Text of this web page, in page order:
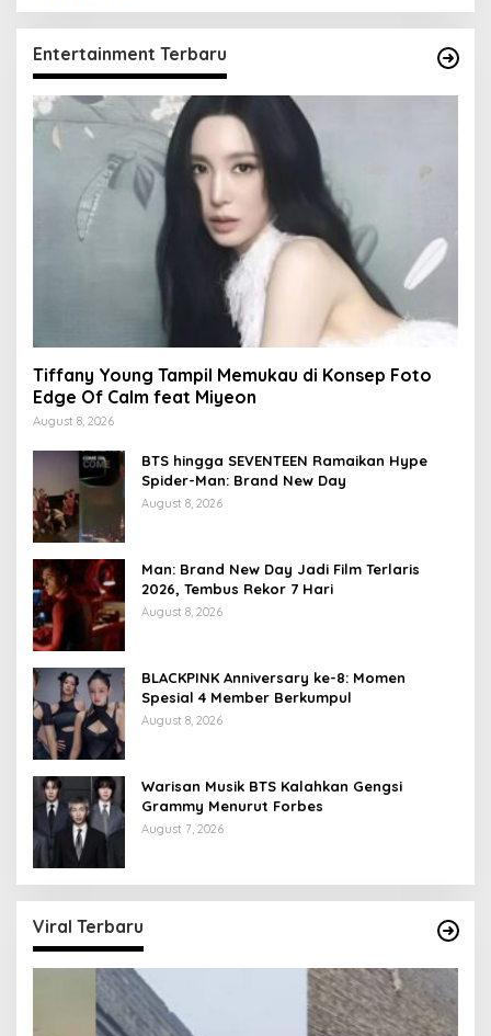
Entertainment Terbaru
Tiffany Young Tampil Memukau di Konsep Foto
Edge Of Calm feat Miyeon
August 8, 2026
BTS hingga SEVENTEEN Ramaikan Hype
Spider-Man: Brand New Day
August 8, 2026
Man: Brand New Day Jadi Film Terlaris
2026, Tembus Rekor 7 Hari
August 8, 2026
BLACKPINK Anniversary ke-8: Momen
Spesial 4 Member Berkumpul
August 8, 2026
Warisan Musik BTS Kalahkan Gengsi
Grammy Menurut Forbes
August 7, 2026
Viral Terbaru